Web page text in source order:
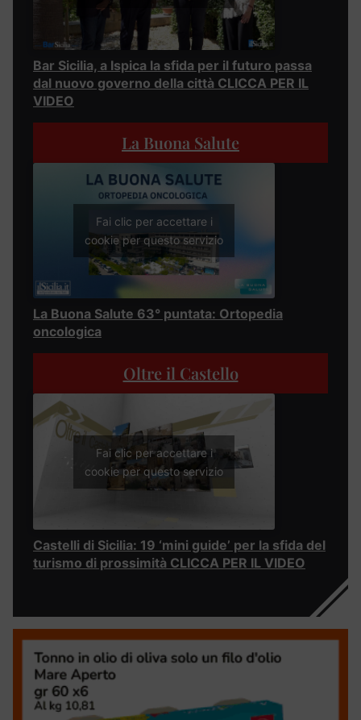
Bar Sicilia, a Ispica la sfida per il futuro passa
dal nuovo governo della città CLICCA PER IL
VIDEO
La Buona Salute
Fai clic per accettare i
cookie per questo servizio
La Buona Salute 63° puntata: Ortopedia
oncologica
Oltre il Castello
Fai clic per accettare i
cookie per questo servizio
Castelli di Sicilia: 19 ‘mini guide’ per la sfida del
turismo di prossimità CLICCA PER IL VIDEO